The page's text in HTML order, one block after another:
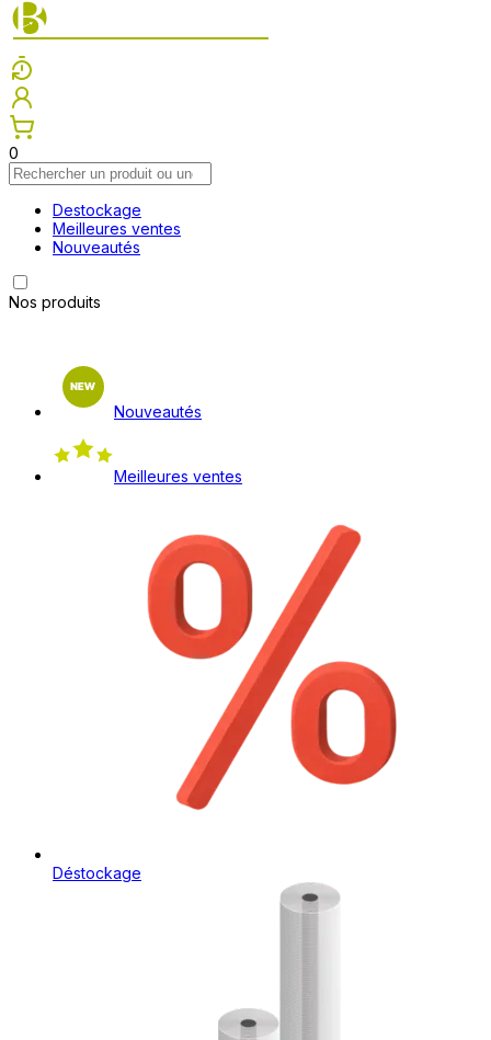
0
Destockage
Meilleures ventes
Nouveautés
Nos produits
Nouveautés
Meilleures ventes
Déstockage